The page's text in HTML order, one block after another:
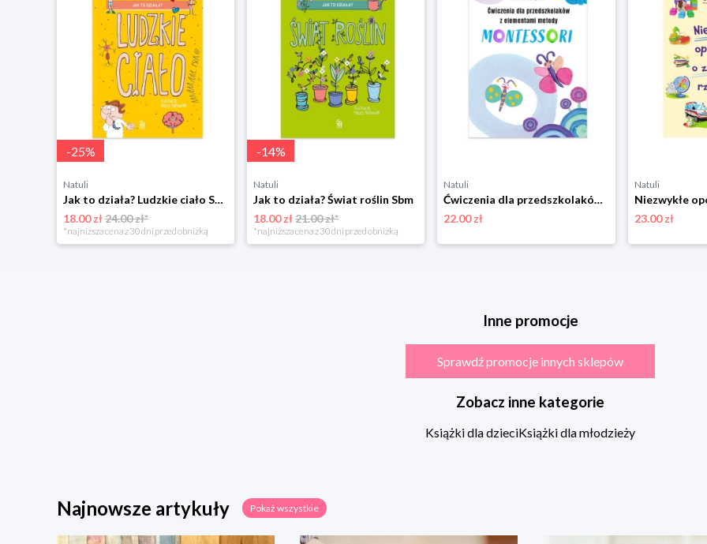
-25%
Natuli
Jak to działa? Ludzkie ciało Sbm
18.00 zł24.00 zł*
*najniższa cena z 30 dni przed obniżką
-14%
Natuli
Jak to działa? Świat roślin Sbm
18.00 zł21.00 zł*
*najniższa cena z 30 dni przed obniżką
Natuli
Ćwiczenia dla przedszkolaków z elementami metody Montessori Sbm
22.00 zł
Natuli
23.00 zł
Inne promocje
Sprawdź promocje innych sklepów
Zobacz inne kategorie
Książki dla dzieciKsiążki dla młodzieży
Najnowsze artykuły Pokaż wszystkie